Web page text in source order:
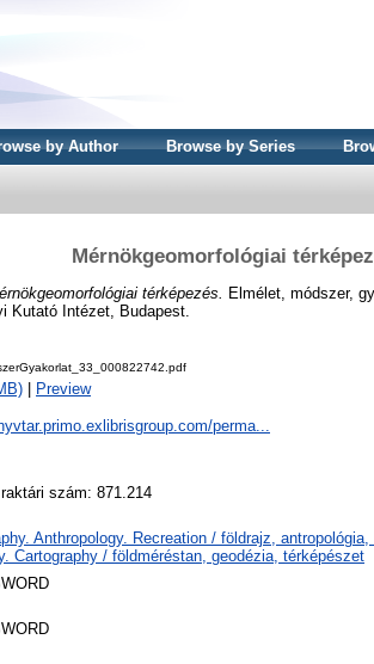
by Author Browse by Series
Mérnökgeomorfológiai
térképezés.
Elmélet, módszer,
Kutató Intézet, Budapest.
Preview
perma...
szám: 871.214
Anthropology. Recreation / földrajz,
Cartography / földméréstan, geodézia, térképészet